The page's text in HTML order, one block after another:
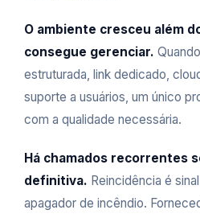
O ambiente cresceu além
consegue gerenciar.
estruturada, link dedicado,
suporte a usuários, um único
com a qualidade necessária.
Há chamados recorrentes
definitiva. Reincidência é
apagador de incêndio.